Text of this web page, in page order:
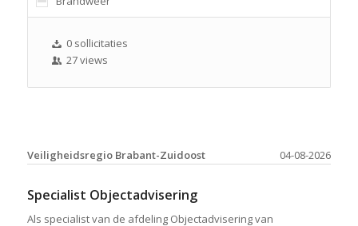
0 sollicitaties
27 views
04-08-2026
Veiligheidsregio Brabant-Zuidoost
Specialist Objectadvisering
Als specialist van de afdeling Objectadvisering van